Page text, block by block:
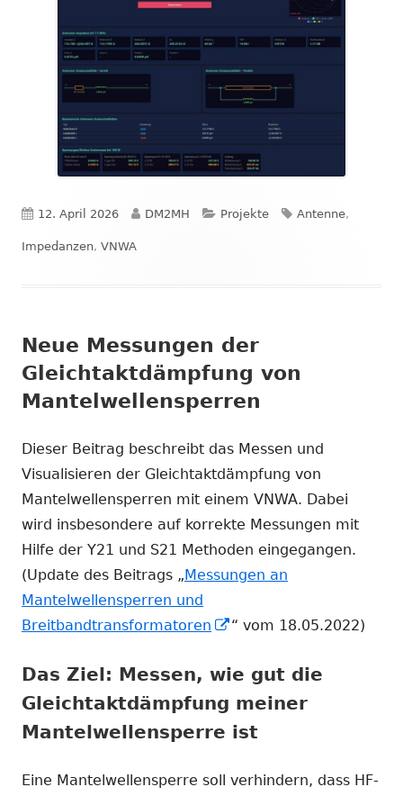
Veröffentlicht
am
12. April 2026 Autor
DM2MH Kategorien
Projekte Schlagwörter
Antenne,
Impedanzen, VNWA
Neue Messungen der
Gleichtaktdämpfung von
Mantelwellensperren
Dieser Beitrag beschreibt das Messen und
Visualisieren der Gleichtaktdämpfung von
Mantelwellensperren mit einem VNWA. Dabei
wird insbesondere auf korrekte Messungen mit
Hilfe der Y21 und S21 Methoden eingegangen.
(Update des Beitrags „Messungen an
Mantelwellensperren und
Breitbandtransformatoren
In
Fenster
öffnen
“ vom 18.05.2022)
Das Ziel: Messen, wie gut die
Gleichtaktdämpfung meiner
Mantelwellensperre ist
Eine Mantelwellensperre soll verhindern, dass HF-